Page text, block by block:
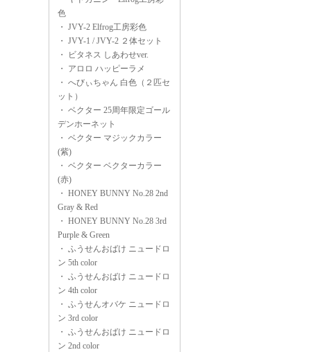
色
・ JVY-2 Elfrog工房彩色
・ JVY-1 / JVY-2 ２体セット
・
ビタネス しあわせver.
・ アロロ ハッピーラメ
・ へびぃちゃん 白色（２匹セ
ット）
・ ベクター 25周年限定ゴール
デンホーネット
・ ベクター マジックカラー
(紫)
・ ベクター ベクターカラー
(赤)
・ HONEY BUNNY No.28 2nd
Gray & Red
・ HONEY BUNNY No.28 3rd
Purple & Green
・ ふうせんおばけ ニュードロ
ン 5th color
・ ふうせんおばけ ニュードロ
ン 4th color
・ ふうせんオバケ ニュードロ
ン 3rd color
・ ふうせんおばけ ニュードロ
ン 2nd color